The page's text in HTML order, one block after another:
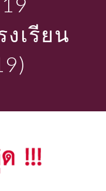
เรียน